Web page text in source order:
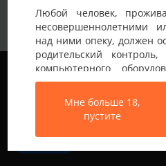
Любой человек,
несовершеннолетними
над ними опеку, должен
родительский
компьютерного
установку
подключение услуг
чтобы
несовершеннолетних
контенту.
Мне больше 18,
пустите
для дуже
Найбільше
Також хотів
Пари тільки
участі у сексі)
Самотні
пишіть мені, я
Так, у мене
тому, якщо
проходьте
т.г.:
Мы используем файлы
наилучшее качество работы
Подробнее узнать о том,
используем, или отключить